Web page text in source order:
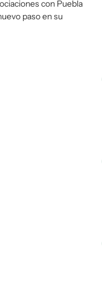
con Puebla
paso en su